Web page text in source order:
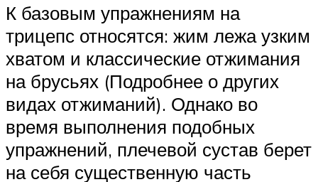
К базовым упражнениям на
трицепс относятся: жим лежа узким
хватом и классические отжимания
на брусьях (Подробнее о других
видах отжиманий). Однако во
время выполнения подобных
упражнений, плечевой сустав берет
на себя существенную часть